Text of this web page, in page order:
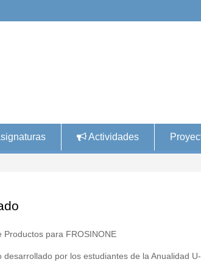
Actividades
Productos para FROSINONE
desarrollado por los estudiantes de la Anualidad